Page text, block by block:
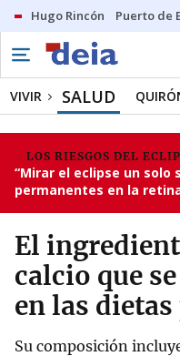
Hugo Rincón Puerto de
VIVIR SALUD
LOS RIESGOS DEL
“Mirar el eclipse un solo
permanentes en la
El
calcio que
en las
Su composición